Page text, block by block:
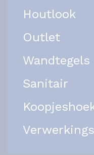
Houtlook
Outlet
Wandtegels
Sanitair